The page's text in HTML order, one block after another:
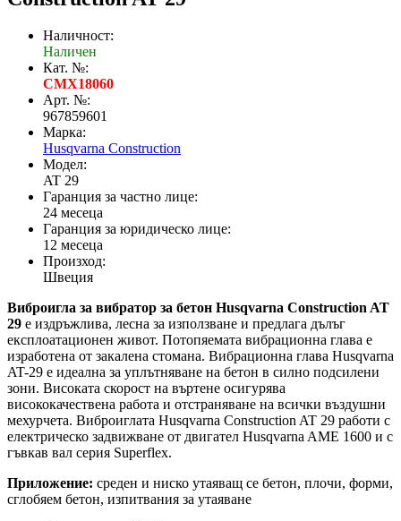
Наличност:
Наличен
Кат. №:
CMX18060
Арт. №:
967859601
Марка:
Husqvarna Construction
Модел:
AT 29
Гаранция за частно лице:
24 месеца
Гаранция за юридическо лице:
12 месеца
Произход:
Швеция
Виброигла за вибратор за бетон Husqvarna Construction AT
29 e издръжливa, леснa за използване и предлага дълъг
експлоатационен живот. Потопяемата вибрационна глава е
изработена от закалена стомана. Вибрационна глава Husqvarna
AT-29 е идеална за уплътняване на бетон в силно подсилени
зони. Високата скорост на въртене осигурява
висококачествена работа и отстраняване на всички въздушни
мехурчета. Виброиглата Husqvarna Construction AT 29 работи с
електрическо задвижване от двигател Husqvarna AME 1600 и с
гъвкав вал серия Superflex.
Приложение: среден и ниско утаяващ се бетон, плочи, форми,
сглобяем бетон, изпитвания за утаяване